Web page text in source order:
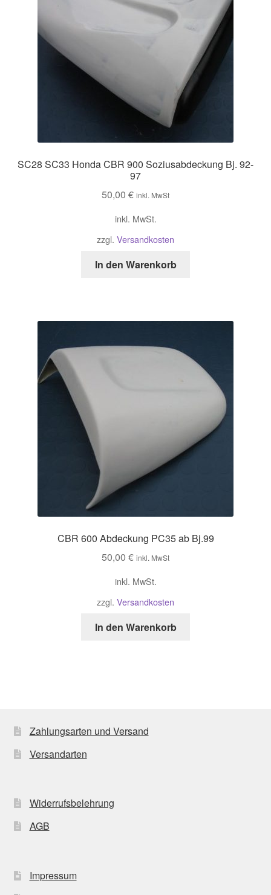
SC28 SC33 Honda CBR 900 Soziusabdeckung Bj. 92-
97
50,00 € inkl. MwSt
inkl. MwSt.
zzgl. Versandkosten
In den Warenkorb
CBR 600 Abdeckung PC35 ab Bj.99
50,00 € inkl. MwSt
inkl. MwSt.
zzgl. Versandkosten
In den Warenkorb
Zahlungsarten und Versand
Versandarten
Widerrufsbelehrung
AGB
Impressum